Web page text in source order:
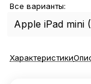
Все варианты:
Характеристики